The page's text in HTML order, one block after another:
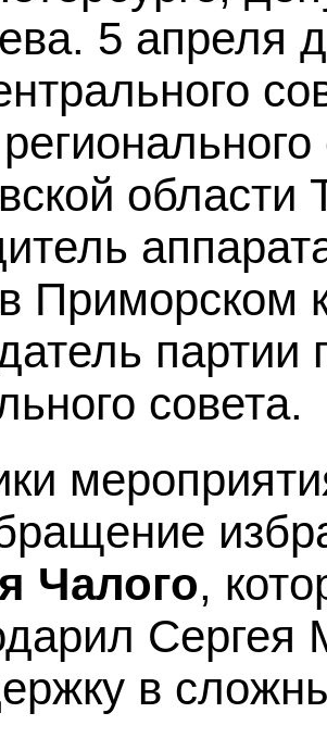
5 апреля
области
Приморском
партии
совета.
Чалого,
Сергея
в